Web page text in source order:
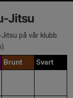
Jitsu
på vår klubb.
Brunt
Svart